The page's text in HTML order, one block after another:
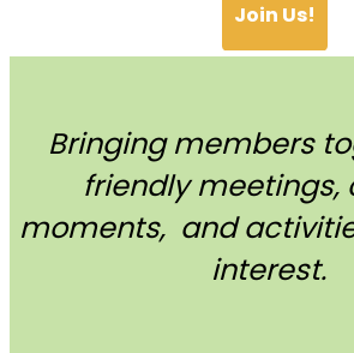
Join Us!
Bringing members
friendly meetings,
moments, and
interest.